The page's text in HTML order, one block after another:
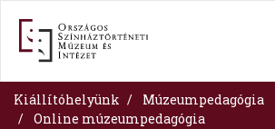
content
Kiállítóhelyünk
Múzeumpedagógia
Online múzeumpedagógia